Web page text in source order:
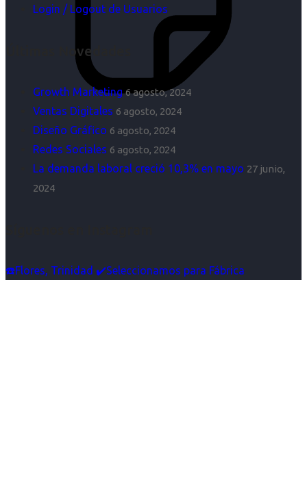
Login / Logout de Usuarios
Últimas Novedades
Growth Marketing 6 agosto, 2024
Ventas Digitales 6 agosto, 2024
Diseño Gráfico 6 agosto, 2024
Redes Sociales 6 agosto, 2024
La demanda laboral creció 10,3% en mayo 27 junio,
2024
☎️Flores, Trinidad ✔️Seleccionamos para Fábrica